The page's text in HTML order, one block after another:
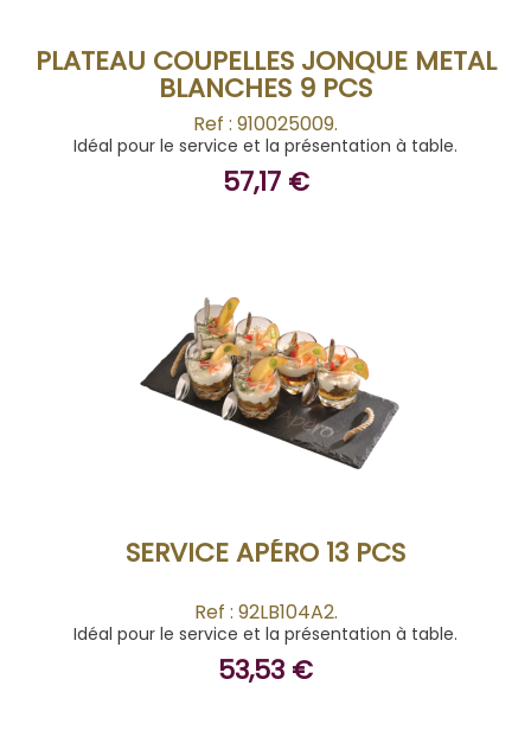
PLATEAU COUPELLES JONQUE METAL
BLANCHES 9 PCS
Ref : 910025009.
Idéal pour le service et la présentation à table.
57,17 €
ACHETER
SERVICE APÉRO 13 PCS
Ref : 92LB104A2.
Idéal pour le service et la présentation à table.
53,53 €